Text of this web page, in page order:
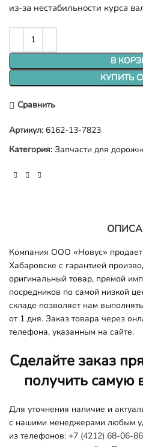
из-за нестабильности курса
В
КУПИТЬ
Сравнить
Артикул: 6162-13-7823
Категория: Запчасти для
Компания ООО «Новус»
Хабаровске с гарантией
оригинальный товар, прямой
посредников по самой низкой
складе позволяет нам
от 1 дня. Заказ товара через
телефона, указанным на сайте.
Сделайте заказ
получить самую
Для уточнения наличие и
с нашими менеджерами любым
из телефонов: +7 (4212) 68-06-86